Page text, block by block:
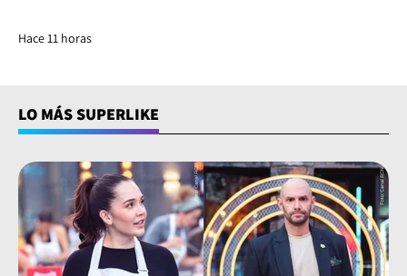
Hace 11 horas
LO MÁS SUPERLIKE